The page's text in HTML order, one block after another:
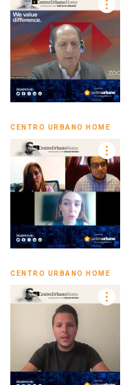
CENTRO URBANO HOME
CENTRO URBANO HOME